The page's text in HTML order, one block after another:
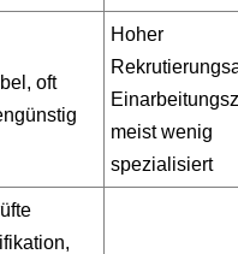
oft
Hoher
meist wenig
spezialisiert